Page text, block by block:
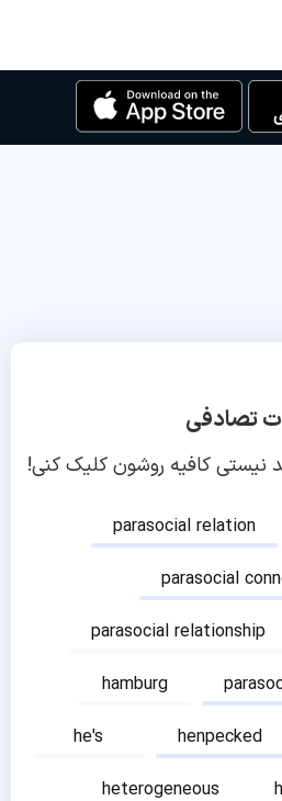
تصادفی
نیستی کافیه روشون کلیک کنی!
parasocial relation
parasocial
parasocial relationship
hamburg
he's
henpecked
heterogeneous